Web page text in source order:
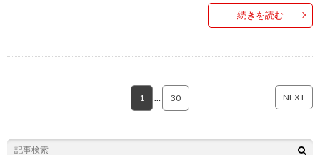
続きを読む
1 30 NEXT